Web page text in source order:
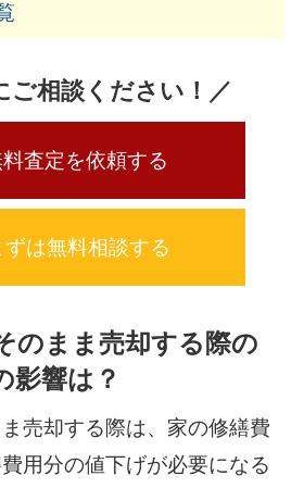
ご相談ください！／
査定を依頼する
ずは無料相談する
のまま売却する際の
影響は？
売却する際は、家の修繕費
用分の値下げが必要になる